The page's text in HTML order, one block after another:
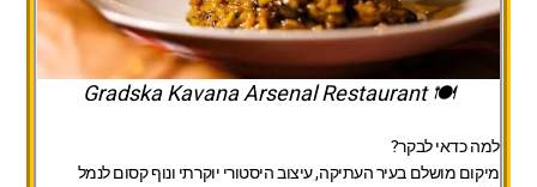
🍽️ Gradska Kavana Arsenal Restaurant
למה כדאי לבקר?
מיקום מושלם בעיר העתיקה, עיצוב היסטורי יוקרתי ונוף קסום לנמל